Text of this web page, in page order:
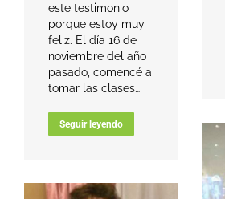
este testimonio
porque estoy muy
feliz. El día 16 de
noviembre del año
pasado, comencé a
tomar las clases…
Seguir leyendo